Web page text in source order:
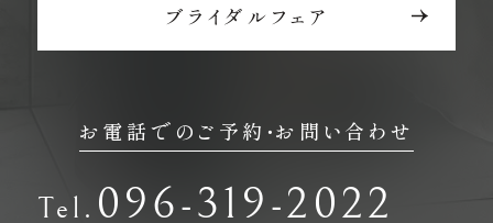
ブライダルフェア
お電話でのご予約・お問い合わせ
096-319-2022